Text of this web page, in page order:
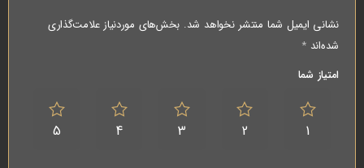
نشانی ایمیل شما منتشر نخواهد شد. بخش‌های موردنیاز علامت‌گذاری
شده‌اند*
امتیاز شما
1
2
3
4
5